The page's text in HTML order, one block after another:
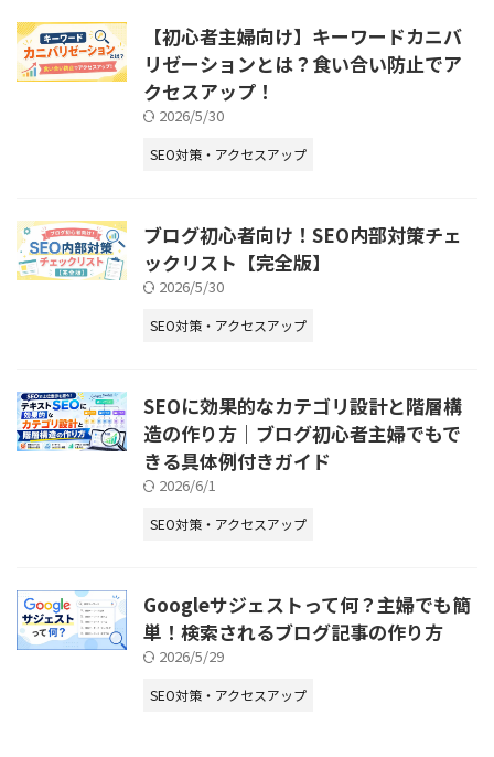
【初心者主婦向け】キーワードカニバ
リゼーションとは？食い合い防止でア
クセスアップ！
2026/5/30
SEO対策・アクセスアップ
ブログ初心者向け！SEO内部対策チェ
ックリスト【完全版】
2026/5/30
SEO対策・アクセスアップ
SEOに効果的なカテゴリ設計と階層構
造の作り方｜ブログ初心者主婦でもで
きる具体例付きガイド
2026/6/1
SEO対策・アクセスアップ
Googleサジェストって何？主婦でも簡
単！検索されるブログ記事の作り方
2026/5/29
SEO対策・アクセスアップ